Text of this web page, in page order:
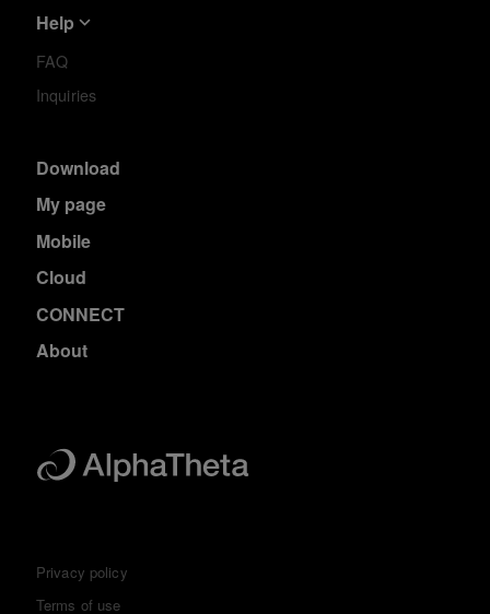
Help
FAQ
Inquiries
Download
My page
Mobile
Cloud
CONNECT
About
Privacy policy
Terms of use